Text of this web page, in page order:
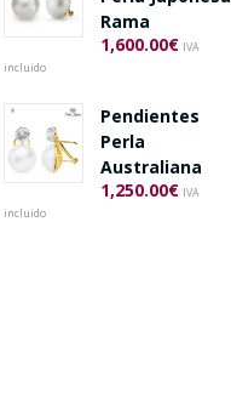
Rama
1,600.00€ IVA
incluido
Pendientes
Perla
Australiana
1,250.00€ IVA
incluido